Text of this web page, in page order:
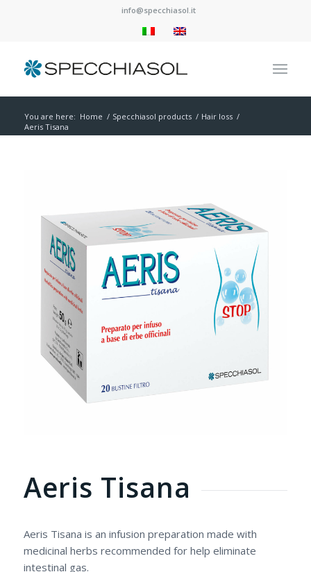
info@specchiasol.it
You are here: Home / Specchiasol products / Hair loss /
Aeris Tisana
Aeris Tisana
Aeris Tisana is an infusion preparation made with
medicinal herbs recommended for help eliminate
intestinal gas.